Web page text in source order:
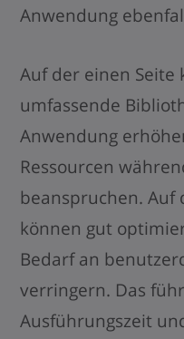
Anwendung
Auf der einen Seite
umfassende
Anwendung
Ressourcen
beanspruchen. Auf
können gut
Bedarf an
verringern. Das
Ausführungszeit